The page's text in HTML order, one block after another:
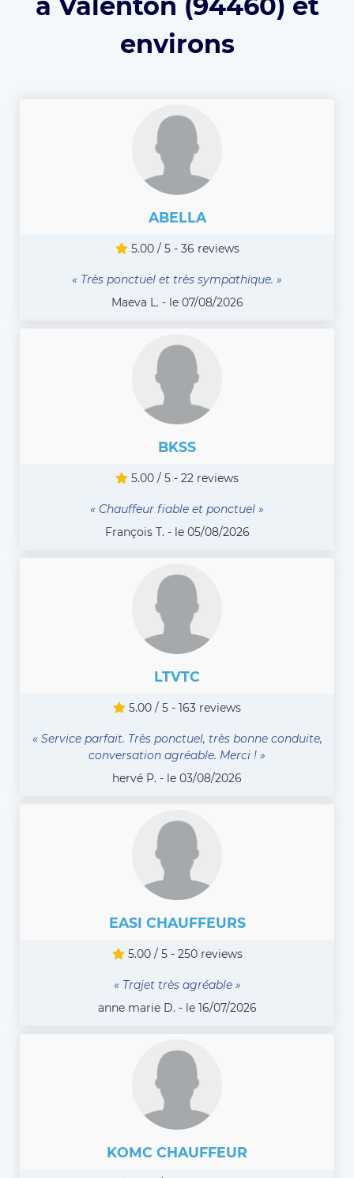
environs
ABELLA
5.00 / 5 - 36 reviews
« Très ponctuel et très sympathique. »
Maeva L. - le 07/08/2026
BKSS
5.00 / 5 - 22 reviews
« Chauffeur fiable et ponctuel »
François T. - le 05/08/2026
LTVTC
5.00 / 5 - 163 reviews
« Service parfait. Très ponctuel, très bonne conduite,
conversation agréable. Merci ! »
hervé P. - le 03/08/2026
EASI CHAUFFEURS
5.00 / 5 - 250 reviews
« Trajet très agréable »
anne marie D. - le 16/07/2026
KOMC CHAUFFEUR